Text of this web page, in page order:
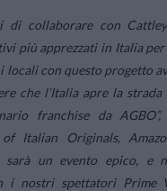
di collaborare con
più apprezzati in Italia per
locali con questo progetto
che l’Italia apre la
franchise da AGBO”,
Italian Originals,
sarà un evento epico, e
i nostri spettatori Prime